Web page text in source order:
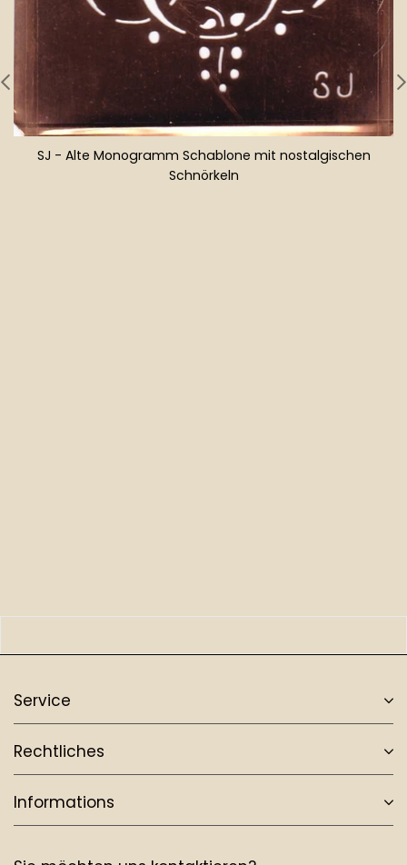
SJ - Alte Monogramm Schablone mit nostalgischen
Schnörkeln
Service
Rechtliches
Informations